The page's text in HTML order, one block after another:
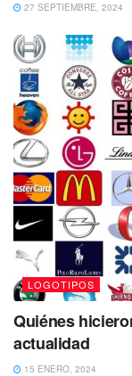
27 SEPTIEMBRE, 2024
LOGOTIPOS
Quiénes
actualidad
15 ENERO, 2024